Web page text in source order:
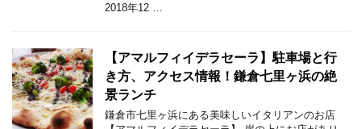
2018年12 …
【アマルフィイデラセーラ】駐車場と行
き方、アクセス情報！鎌倉七里ヶ浜の絶
景ランチ
鎌倉市七里ヶ浜にある美味しいイタリアンのお店